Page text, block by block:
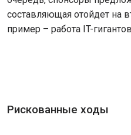
составляющая отойдет на
пример – работа IT-
Рискованные ходы